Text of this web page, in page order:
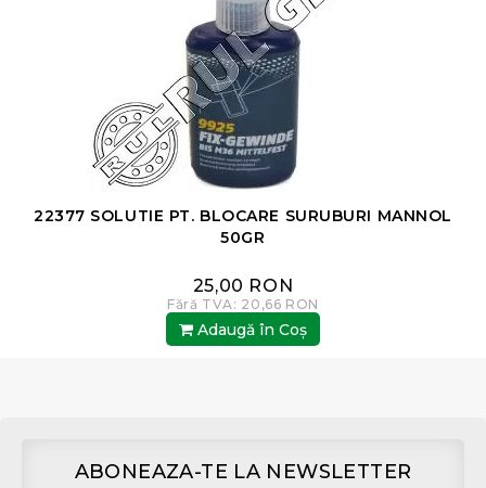
22377 SOLUTIE PT. BLOCARE SURUBURI MANNOL
50GR
25,00 RON
Fără TVA: 20,66 RON
Adaugă în Coş
ABONEAZA-TE LA NEWSLETTER